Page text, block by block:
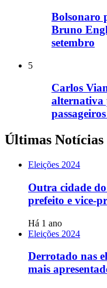
Bolsonaro
Bruno
setembro
5
Carlos
alternativa
Últimas Notícias
Eleições 2024
Outra cidade do
prefeito e vice-
Há 1 ano
Eleições 2024
Derrotado nas
mais